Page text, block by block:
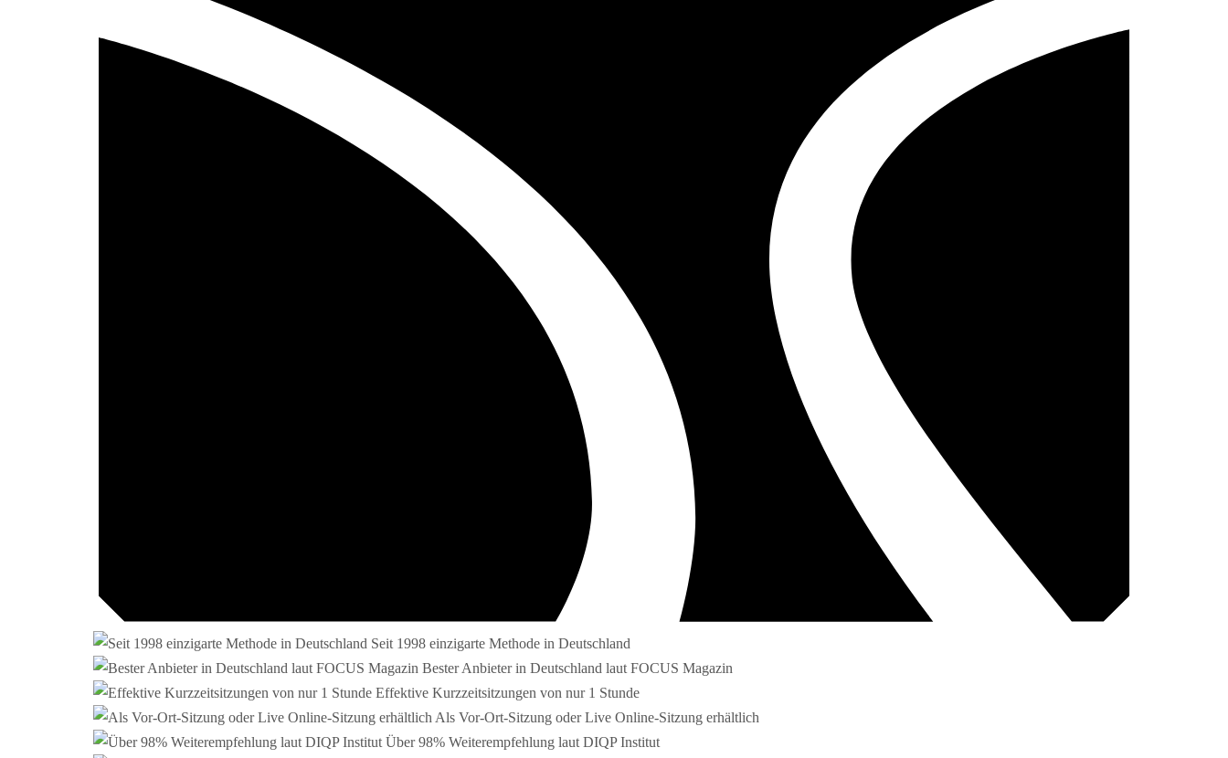
Seit 1998 einzigarte Methode in Deutschland
Bester Anbieter in Deutschland laut FOCUS Magazin
Effektive Kurzzeitsitzungen von nur 1 Stunde
Als Vor-Ort-Sitzung oder Live Online-Sitzung erhältlich
Über 98% Weiterempfehlung laut DIQP Institut